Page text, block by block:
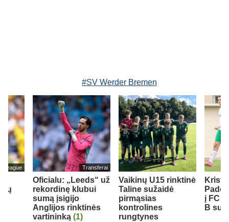
#SV Werder Bremen
League Transferai
Oficialu: „Leeds“ už
rekordinę klubui
sumą įsigijo
Anglijos rinktinės
vartininką (1)
Vaikinų U15 rinktinė
Taline sužaidė
pirmąsias
kontrolines
rungtynes
į FC
B